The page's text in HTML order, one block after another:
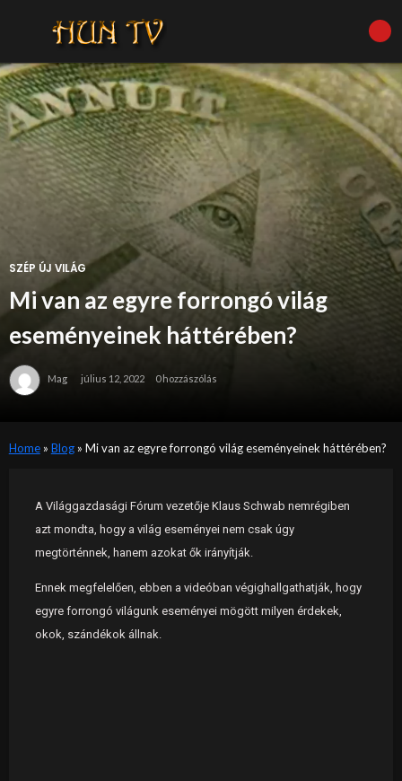
SZÉP ÚJ VILÁG
Mi van az egyre forrongó világ
eseményeinek háttérében?
Mag július 12, 2022 0 hozzászólás
Home» Blog» Mi van az egyre forrongó világ eseményeinek háttérében?
A Világgazdasági Fórum vezetője Klaus Schwab nemrégiben
azt mondta, hogy a világ eseményei nem csak úgy
megtörténnek, hanem azokat ők irányítják.
Ennek megfelelően, ebben a videóban végighallgathatják, hogy
egyre forrongó világunk eseményei mögött milyen érdekek,
okok, szándékok állnak.